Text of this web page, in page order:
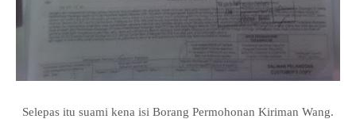
Selepas itu suami kena isi Borang Permohonan Kiriman Wang.